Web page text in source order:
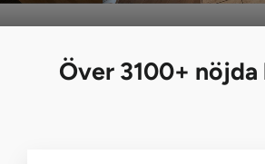
Över 3100+ nöjda